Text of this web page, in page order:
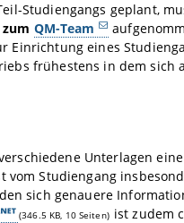
Studiengangs geplant,
QM-Team
Einrichtung eines
frühestens in dem sich
Unterlagen
Studiengang
sich genauere
(346.5 KB, 10 Seiten) ist zudem